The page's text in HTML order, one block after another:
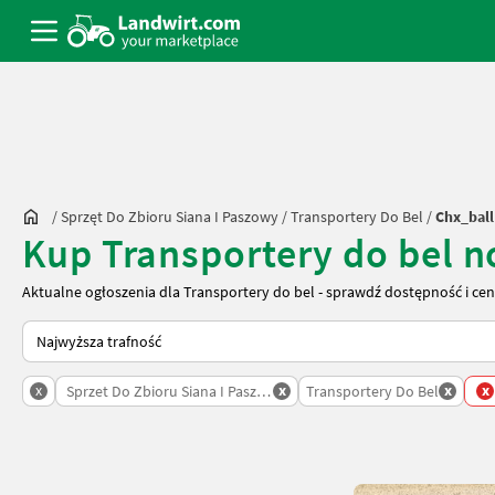
/Sprzęt Do Zbioru Siana I Paszowy /Transportery Do Bel /Chx_ball
Kup Transportery do bel
Aktualne ogłoszenia dla Transportery do bel - sprawdź dostępność i
Tak sortuje się na Landwirt.com
x Sprzet Do Zbioru Siana I Paszowyx Transportery Do Bel x x